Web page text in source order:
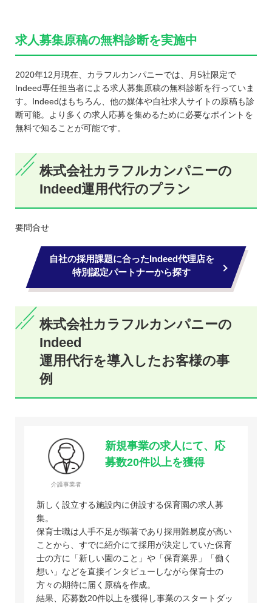
求人募集原稿の無料診断を実施中
2020年12月現在、カラフルカンパニーでは、月5社限定で
Indeed専任担当者による求人募集原稿の無料診断を行っていま
す。Indeedはもちろん、他の媒体や自社求人サイトの原稿も診
断可能。より多くの求人応募を集めるために必要なポイントを
無料で知ることが可能です。
株式会社カラフルカンパニーの
Indeed運用代行のプラン
要問合せ
自社の採用課題に合ったIndeed代理店を
特別認定パートナーから探す
株式会社カラフルカンパニーの
Indeed
運用代行を導入したお客様の事
例
介護事業者
新規事業の求人にて、応
募数20件以上を獲得
新しく設立する施設内に併設する保育園の求人募
集。
保育士職は人手不足が顕著であり採用難易度が高い
ことから、すでに紹介にて採用が決定していた保育
士の方に「新しい園のこと」や「保育業界」「働く
想い」などを直接インタビューしながら保育士の
方々の期待に届く原稿を作成。
結果、応募数20件以上を獲得し事業のスタートダッ